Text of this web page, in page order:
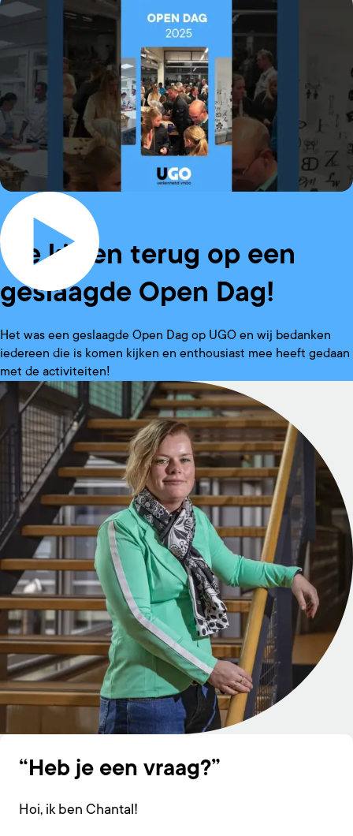
We kijken terug op een
geslaagde Open Dag!
Het was een geslaagde Open Dag op UGO en wij bedanken
iedereen die is komen kijken en enthousiast mee heeft gedaan
met de activiteiten!
Heb je een vraag?
Hoi, ik ben Chantal!